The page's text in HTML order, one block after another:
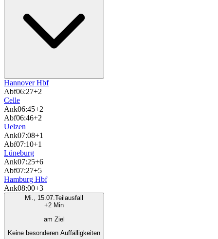
Hannover Hbf
Abf06:27+2
Celle
Ank06:45+2
Abf06:46+2
Uelzen
Ank07:08+1
Abf07:10+1
Lüneburg
Ank07:25+6
Abf07:27+5
Hamburg Hbf
Ank08:00+3
Mi., 15.07.Teilausfall
+2 Min
am Ziel
Keine besonderen Auffälligkeiten